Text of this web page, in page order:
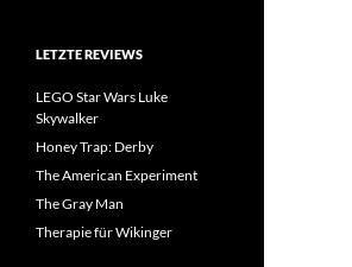
LETZTE REVIEWS
LEGO Star Wars Luke
Skywalker
Honey Trap: Derby
The American Experiment
The Gray Man
Therapie für Wikinger